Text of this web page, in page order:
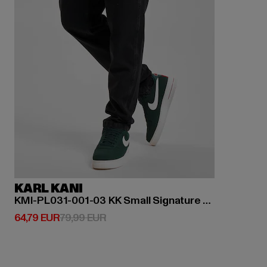
KARL KANI
KMI-PL031-001-03 KK Small Signature Tapered Five Pocket Denim
64,79 EUR
Derzeitiger Preis: 64,79 EUR
79,99 EURAktionspreis: 79,99 EUR